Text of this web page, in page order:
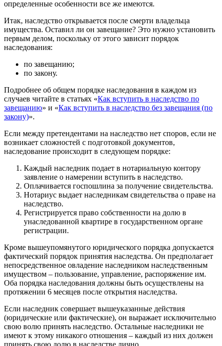
определенные особенности все же имеются.
Итак, наследство открывается после смерти владельца
имущества. Оставил ли он завещание? Это нужно установить
первым делом, поскольку от этого зависит порядок
наследования:
по завещанию;
по закону.
Подробнее об общем порядке наследования в каждом из
случаев читайте в статьях «Как вступить в наследство по
завещанию» и «Как вступить в наследство без завещания (по
закону)».
Если между претендентами на наследство нет споров, если не
возникает сложностей с подготовкой документов,
наследование происходит в следующем порядке:
Каждый наследник подает в нотариальную контору
заявление о намерении вступить в наследство.
Оплачивается госпошлина за получение свидетельства.
Нотариус выдает наследникам свидетельства о праве на
наследство.
Регистрируется право собственности на долю в
унаследованной квартире в государственном органе
регистрации.
Кроме вышеупомянутого юридического порядка допускается
фактический порядок принятия наследства. Он предполагает
непосредственное овладение наследником наследственным
имуществом – пользование, управление, распоряжение им.
Оба порядка наследования должны быть осуществлены на
протяжении 6 месяцев после открытия наследства.
Если наследник совершает вышеуказанные действия
(юридические или фактические), он выражает исключительно
свою волю принять наследство. Остальные наследники не
имеют к этому никакого отношения – каждый из них должен
принять свою долю в наследстве лично.